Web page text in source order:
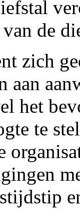
de
zich
aan
het
te